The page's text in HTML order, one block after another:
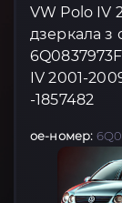
VW Polo IV
дзеркала з
IV 2001-
-1857482
oe-номер: